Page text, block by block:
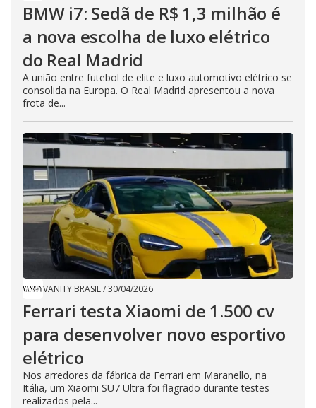
BMW i7: Sedã de R$ 1,3 milhão é
a nova escolha de luxo elétrico
do Real Madrid
​A união entre futebol de elite e luxo automotivo elétrico se
consolida na Europa. O Real Madrid apresentou a nova
frota de...
VANITY BRASIL/30/04/2026
Ferrari testa Xiaomi de 1.500 cv
para desenvolver novo esportivo
elétrico
Nos arredores da fábrica da Ferrari em Maranello, na
Itália, um Xiaomi SU7 Ultra foi flagrado durante testes
realizados pela...